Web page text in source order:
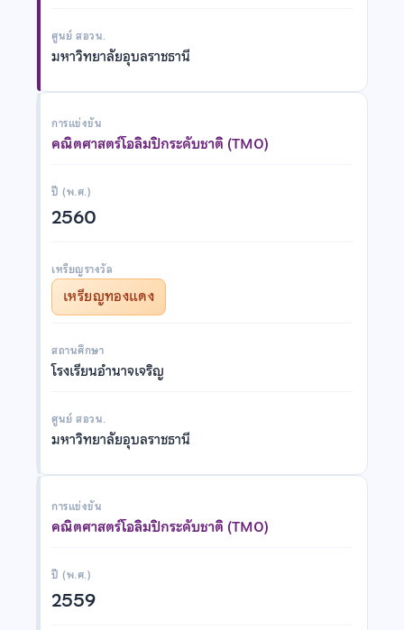
ศูนย์ สอวน.
มหาวิทยาลัยอุบลราชธานี
การแข่งขัน
คณิตศาสตร์โอลิมปิกระดับชาติ (TMO)
ปี (พ.ศ.)
2560
เหรียญรางวัล
เหรียญทองแดง
สถานศึกษา
โรงเรียนอำนาจเจริญ
ศูนย์ สอวน.
มหาวิทยาลัยอุบลราชธานี
การแข่งขัน
คณิตศาสตร์โอลิมปิกระดับชาติ (TMO)
ปี (พ.ศ.)
2559